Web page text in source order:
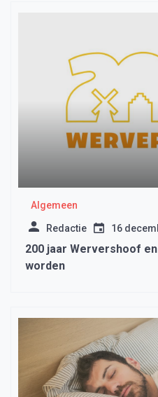
Algemeen
Redactie 16
200 jaar Wervershoof
worden